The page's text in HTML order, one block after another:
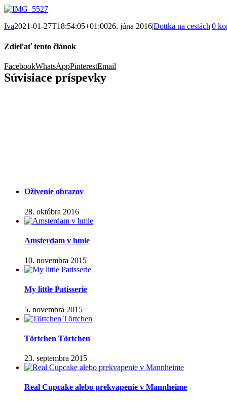
Iva2021-01-27T18:54:05+01:0026. júna 2016|Dottka na cestách|0
Zdieľať tento článok
FacebookWhatsAppPinterestEmail
Súvisiace príspevky
Oživenie obrazov
28. októbra 2016
Amsterdam v hmle
10. novembra 2015
My little Patisserie
5. novembra 2015
Törtchen Törtchen
23. septembra 2015
Real Cupcake alebo prekvapenie v Mannheime